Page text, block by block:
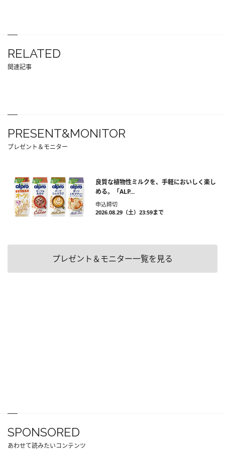
RELATED
関連記事
PRESENT&MONITOR
プレゼント＆モニター
良質な植物性ミルクを、手軽においしく楽し
める。「ALP...
申込締切
2026.08.29（土）23:59まで
プレゼント＆モニター一覧を見る
SPONSORED
あわせて読みたいコンテンツ